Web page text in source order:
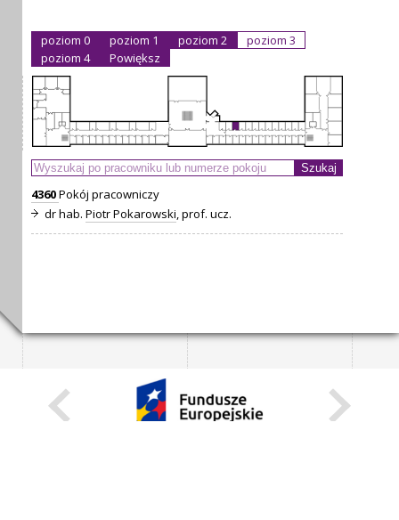
poziom 0 poziom 1 poziom 2
poziom 3
poziom 4
Powiększ
4360Pokój pracowniczy
dr hab. Piotr Pokarowski, prof. ucz.